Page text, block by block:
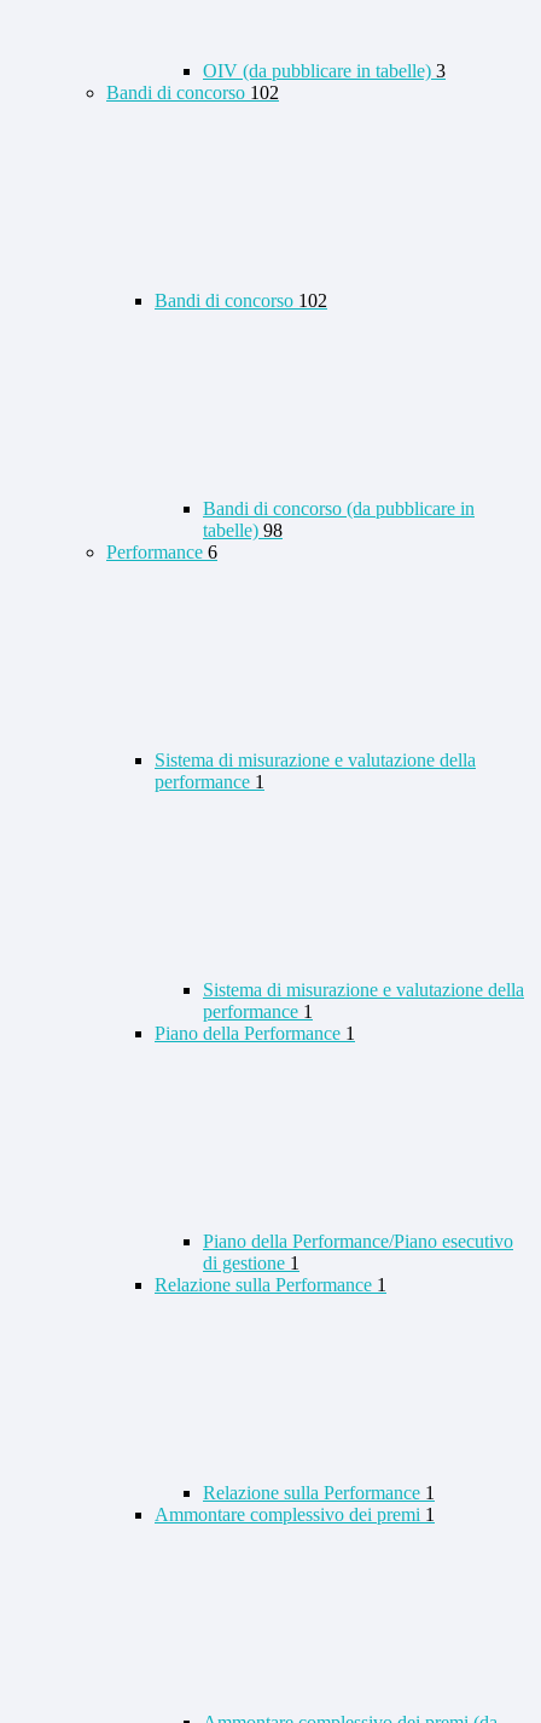
OIV (da pubblicare in tabelle) 3
Bandi di concorso 102
Bandi di concorso 102
Bandi di concorso (da pubblicare in
tabelle) 98
Performance 6
Sistema di misurazione e valutazione della
performance 1
Sistema di misurazione e valutazione della
performance 1
Piano della Performance 1
Piano della Performance/Piano esecutivo
di gestione 1
Relazione sulla Performance 1
Relazione sulla Performance 1
Ammontare complessivo dei premi 1